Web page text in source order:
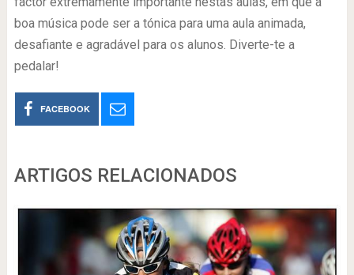
boa música pode ser a tónica para uma aula animada,
desafiante e agradável para os alunos. Diverte-te a
pedalar!
FACEBOOK
ARTIGOS RELACIONADOS